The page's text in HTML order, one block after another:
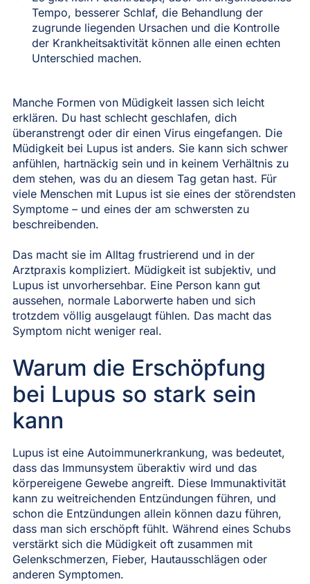
Tempo, besserer Schlaf, die Behandlung der
zugrunde liegenden Ursachen und die Kontrolle
der Krankheitsaktivität können alle einen echten
Unterschied machen.
Manche Formen von Müdigkeit lassen sich leicht
erklären. Du hast schlecht geschlafen, dich
überanstrengt oder dir einen Virus eingefangen. Die
Müdigkeit bei Lupus ist anders. Sie kann sich schwer
anfühlen, hartnäckig sein und in keinem Verhältnis zu
dem stehen, was du an diesem Tag getan hast. Für
viele Menschen mit Lupus ist sie eines der störendsten
Symptome – und eines der am schwersten zu
beschreibenden.
Das macht sie im Alltag frustrierend und in der
Arztpraxis kompliziert. Müdigkeit ist subjektiv, und
Lupus ist unvorhersehbar. Eine Person kann gut
aussehen, normale Laborwerte haben und sich
trotzdem völlig ausgelaugt fühlen. Das macht das
Symptom nicht weniger real.
Warum die Erschöpfung
bei Lupus so stark sein
kann
Lupus ist eine Autoimmunerkrankung, was bedeutet,
dass das Immunsystem überaktiv wird und das
körpereigene Gewebe angreift. Diese Immunaktivität
kann zu weitreichenden Entzündungen führen, und
schon die Entzündungen allein können dazu führen,
dass man sich erschöpft fühlt. Während eines Schubs
verstärkt sich die Müdigkeit oft zusammen mit
Gelenkschmerzen, Fieber, Hautausschlägen oder
anderen Symptomen.